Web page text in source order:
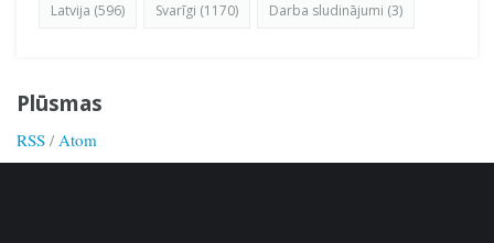
Latvija (596) Svarīgi (1170) Darba sludinājumi (3)
Plūsmas
RSS / Atom